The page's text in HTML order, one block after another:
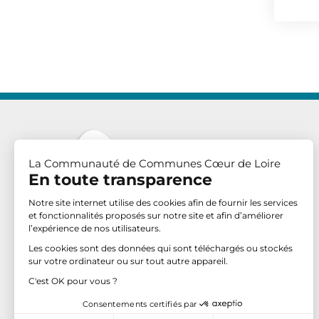
Communauté de Communes Cœur de Loire
4 place Georges Clemenceau
BP 70 – 58203 COSNE-SUR-LOIRE CEDEX
La Communauté de Communes Cœur de Loire
En toute transparence
Notre site internet utilise des cookies afin de fournir les services
et fonctionnalités proposés sur notre site et afin d’améliorer
l’expérience de nos utilisateurs.
Les cookies sont des données qui sont téléchargés ou stockés
sur votre ordinateur ou sur tout autre appareil.
C'est OK pour vous ?
Consentements certifiés par